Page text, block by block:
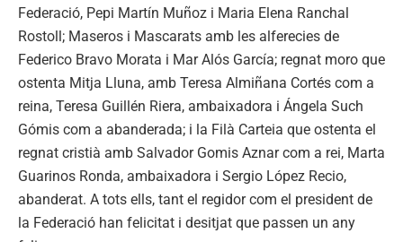
Federació, Pepi Martín Muñoz i Maria Elena Ranchal
Rostoll; Maseros i Mascarats amb les alferecies de
Federico Bravo Morata i Mar Alós García; regnat moro que
ostenta Mitja Lluna, amb Teresa Almiñana Cortés com a
reina, Teresa Guillén Riera, ambaixadora i Ángela Such
Gómis com a abanderada; i la Filà Carteia que ostenta el
regnat cristià amb Salvador Gomis Aznar com a rei, Marta
Guarinos Ronda, ambaixadora i Sergio López Recio,
abanderat. A tots ells, tant el regidor com el president de
la Federació han felicitat i desitjat que passen un any